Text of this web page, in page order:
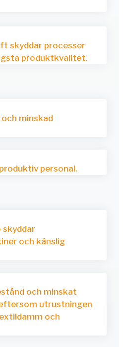
skyddar processer
produktkvalitet.
minskad
personal.
skyddar
och känslig
och minskat
utrustningen
och